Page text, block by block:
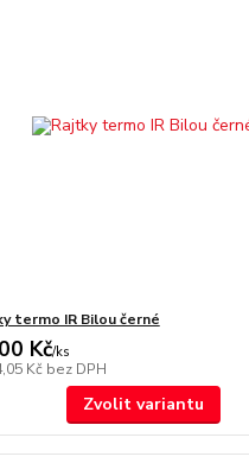
termo IR Bilou černé
Kč/ks
Kč bez DPH
Zvolit variantu